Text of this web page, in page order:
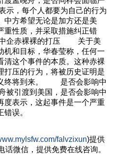
，每个人都要为自己的行为
中方希望无论是加方还是美
重性质，并采取措施纠正错
企赤裸裸的打压 关于美
机和目标，华春莹称，任何一
清这个事件的本质。这种赤裸
打压的行为，将被历史证明是
义终将到来。 是否会影响中
引渡到美国，是否会影响中
度表示，这起事件是一个严重
误。
falvzixun)提供
话微信，提供免费在线咨询。